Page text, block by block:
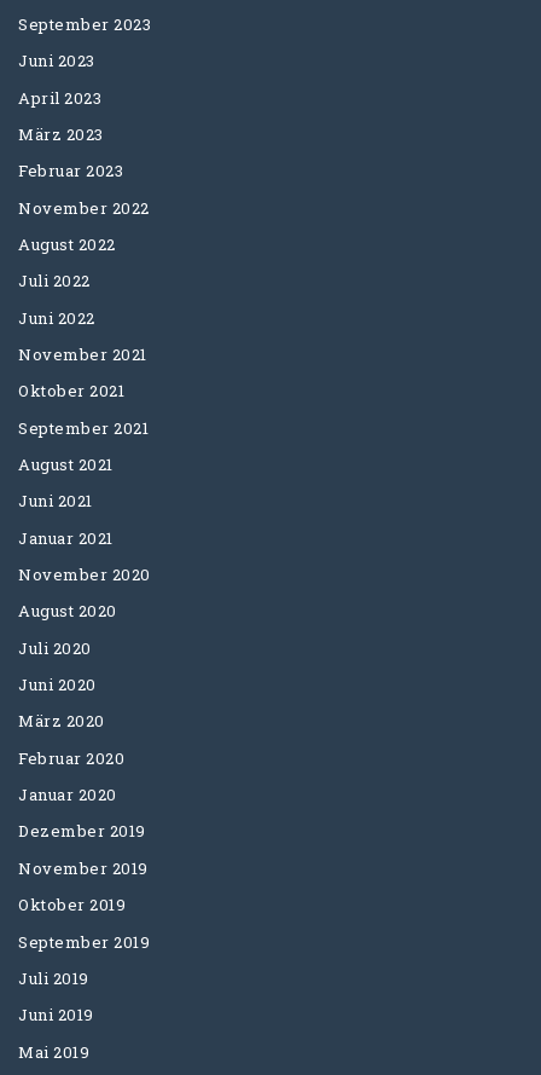
September 2023
Juni 2023
April 2023
März 2023
Februar 2023
November 2022
August 2022
Juli 2022
Juni 2022
November 2021
Oktober 2021
September 2021
August 2021
Juni 2021
Januar 2021
November 2020
August 2020
Juli 2020
Juni 2020
März 2020
Februar 2020
Januar 2020
Dezember 2019
November 2019
Oktober 2019
September 2019
Juli 2019
Juni 2019
Mai 2019